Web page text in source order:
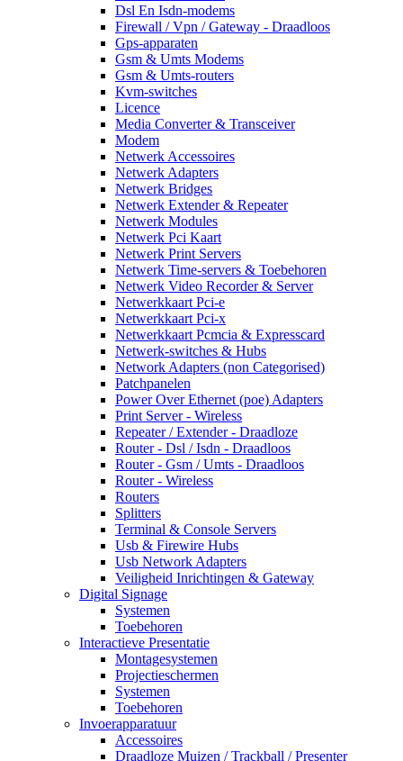
Dsl En Isdn-modems
Firewall / Vpn / Gateway - Draadloos
Gps-apparaten
Gsm & Umts Modems
Gsm & Umts-routers
Kvm-switches
Licence
Media Converter & Transceiver
Modem
Netwerk Accessoires
Netwerk Adapters
Netwerk Bridges
Netwerk Extender & Repeater
Netwerk Modules
Netwerk Pci Kaart
Netwerk Print Servers
Netwerk Time-servers & Toebehoren
Netwerk Video Recorder & Server
Netwerkkaart Pci-e
Netwerkkaart Pci-x
Netwerkkaart Pcmcia & Expresscard
Netwerk-switches & Hubs
Network Adapters (non Categorised)
Patchpanelen
Power Over Ethernet (poe) Adapters
Print Server - Wireless
Repeater / Extender - Draadloze
Router - Dsl / Isdn - Draadloos
Router - Gsm / Umts - Draadloos
Router - Wireless
Routers
Splitters
Terminal & Console Servers
Usb & Firewire Hubs
Usb Network Adapters
Veiligheid Inrichtingen & Gateway
Digital Signage
Systemen
Toebehoren
Interactieve Presentatie
Montagesystemen
Projectieschermen
Systemen
Toebehoren
Invoerapparatuur
Accessoires
Draadloze Muizen / Trackball / Presenter